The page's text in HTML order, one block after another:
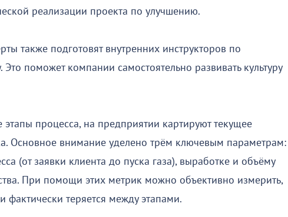
реализации проекта по улучшению.
также подготовят внутренних инструкторов по
поможет компании самостоятельно развивать культуру
этапы процесса, на предприятии картируют текущее
Основное внимание уделено трём ключевым параметрам:
(от заявки клиента до пуска газа), выработке и объёму
При помощи этих метрик можно объективно измерить,
фактически теряется между этапами.